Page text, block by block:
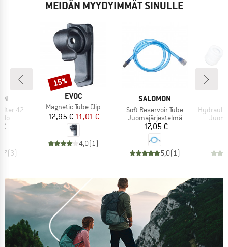
MEIDÄN MYYDYIMMÄT SINULLE
42
(3)
MERKKI
EVOC
Tuote
Magnetic Tube Clip
Hinta
12,95 €Alennettu hinta
11,01 €
4,0( 1)
Alennus
15%
MERKKI
SALOMON
Tuote
Soft Reservoir Tube
Tuoteryhmä
Juomajärjestelmä
Hinta
17,05 €
5,0( 1)
Tuote
Hydraulics Bite